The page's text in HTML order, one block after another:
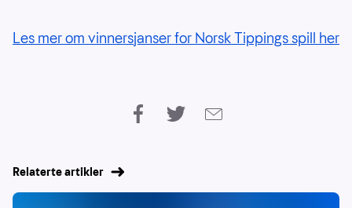
Les mer om vinnersjanser for Norsk Tippings spill her
Relaterte artikler